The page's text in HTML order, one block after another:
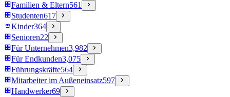
Familien & Eltern561
Studenten617
Kinder364
Senioren22
Für Unternehmen3,982
Für Endkunden3,075
Führungskräfte564
Mitarbeiter im Außeneinsatz597
Handwerker69